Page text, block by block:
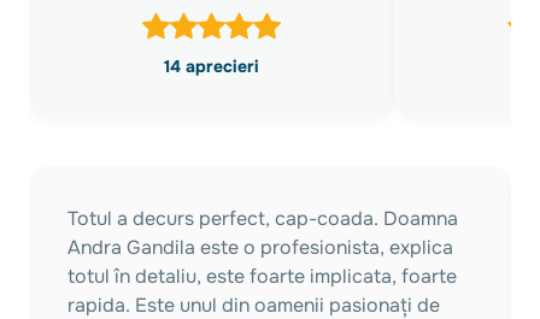
14 aprecieri
Totul a decurs perfect, cap-coada. Doamna
Andra Gandila este o profesionista, explica
totul în detaliu, este foarte implicata, foarte
rapida. Este unul din oamenii pasionați de